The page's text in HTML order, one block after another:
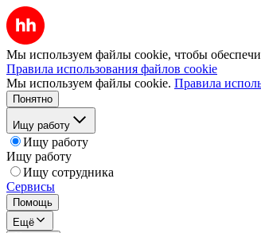
Мы используем файлы cookie, чтобы
Правила использования файлов cookie
Мы используем файлы cookie. Правила
Понятно
Ищу работу
Ищу работу
Ищу работу
Ищу сотрудника
Сервисы
Помощь
Ещё